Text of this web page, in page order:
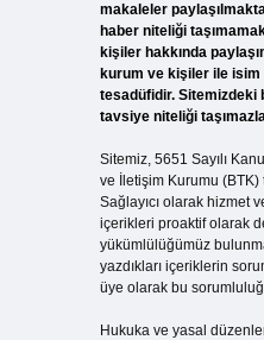
makaleler
haber niteliği
kişiler hakkında
kurum ve kişiler ile
tesadüfidir. Sitemizdeki
tavsiye niteliği
Sitemiz, 5651 Sayılı
ve İletişim Kurumu (BTK)
Sağlayıcı olarak hizmet
içerikleri proaktif olarak
yükümlülüğümüz
yazdıkları içeriklerin
üye olarak bu
Hukuka ve yasal